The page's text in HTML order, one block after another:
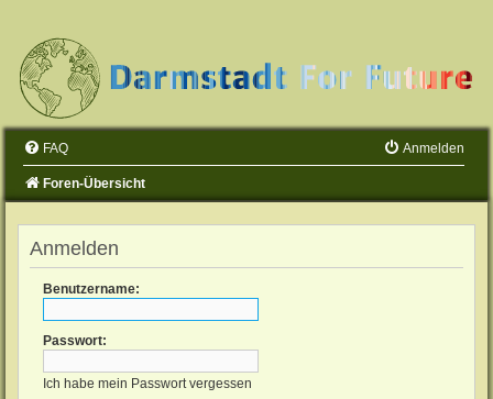
FAQ Anmelden
Foren-Übersicht
Anmelden
Benutzername:
Passwort:
Ich habe mein Passwort vergessen